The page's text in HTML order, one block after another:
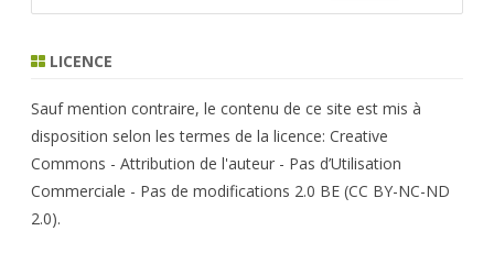
r
h
LICENCE
Sauf mention contraire, le contenu de ce site est mis à
disposition selon les termes de la licence: Creative
Commons - Attribution de l'auteur - Pas d’Utilisation
Commerciale - Pas de modifications 2.0 BE (CC BY-NC-ND
2.0).